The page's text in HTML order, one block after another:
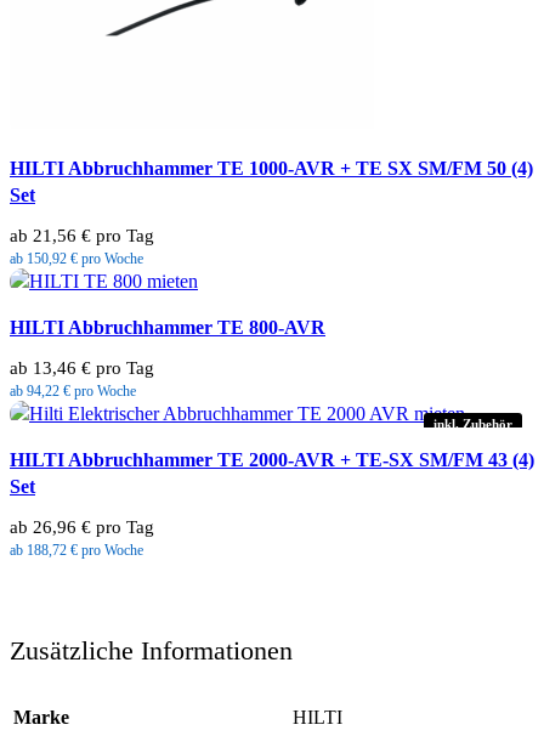
HILTI Abbruchhammer TE 1000-AVR + TE SX SM/FM 50 (4)
Set
ab 21,56 € pro Tag
ab 150,92 € pro Woche
HILTI Abbruchhammer TE 800-AVR
ab 13,46 € pro Tag
ab 94,22 € pro Woche
inkl. Zubehör
HILTI Abbruchhammer TE 2000-AVR + TE-SX SM/FM 43 (4)
Set
ab 26,96 € pro Tag
ab 188,72 € pro Woche
Zusätzliche Informationen
Marke HILTI